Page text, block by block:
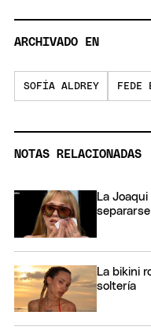
ARCHIVADO EN
SOFÍA ALDREY FEDE
NOTAS RELACIONADAS
La
La bikini
soltería